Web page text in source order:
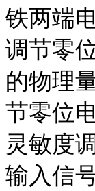
铁两端
调节零
的物理
节零位
灵敏度
输入信